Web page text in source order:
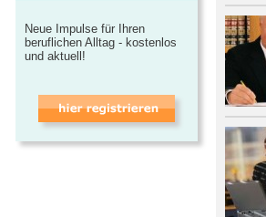
Neue Impulse für Ihren
beruflichen Alltag - kostenlos
und aktuell!